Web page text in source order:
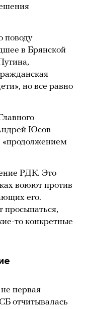
поводу
в Брянской
но все равно
Юсов
«продолжением
РДК. Это
воюют против
его.
просыпаться,
то конкретные
первая
отчитывалась